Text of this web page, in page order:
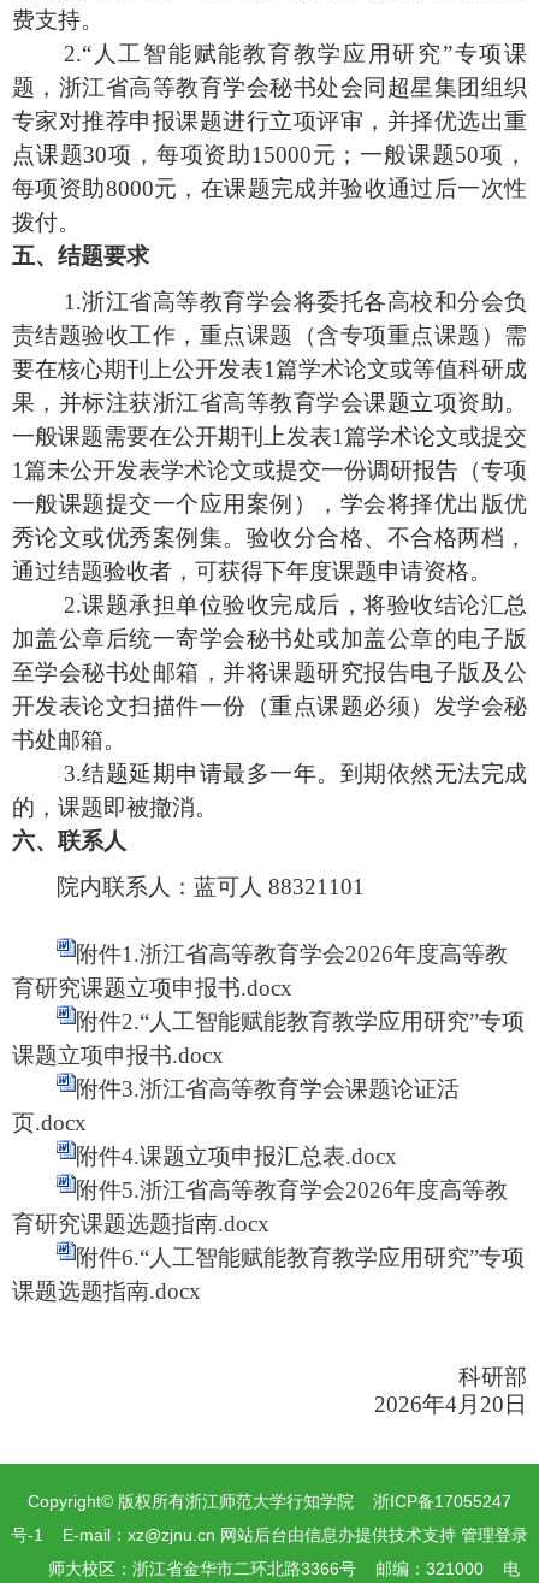
费支持。
2.“人工智能赋能教育教学应用研究”专项课
题，浙江省高等教育学会秘书处会同超星集团组织
专家对推荐申报课题进行立项评审，并择优选出重
点课题30项，每项资助15000元；一般课题50项，
每项资助8000元，在课题完成并验收通过后一次性
拨付。
五、结题要求
1.浙江省高等教育学会将委托各高校和分会负
责结题验收工作，重点课题（含专项重点课题）需
要在核心期刊上公开发表1篇学术论文或等值科研成
果，并标注获浙江省高等教育学会课题立项资助。
一般课题需要在公开期刊上发表1篇学术论文或提交
1篇未公开发表学术论文或提交一份调研报告（专项
一般课题提交一个应用案例），学会将择优出版优
秀论文或优秀案例集。验收分合格、不合格两档，
通过结题验收者，可获得下年度课题申请资格。
2.课题承担单位验收完成后，将验收结论汇总
加盖公章后统一寄学会秘书处或加盖公章的电子版
至学会秘书处邮箱，并将课题研究报告电子版及公
开发表论文扫描件一份（重点课题必须）发学会秘
书处邮箱。
3.结题延期申请最多一年。到期依然无法完成
的，课题即被撤消。
六、联系人
院内联系人： 蓝可人 88321101
附件1.浙江省高等教育学会2026年度高等教
育研究课题立项申报书.docx
附件2.“人工智能赋能教育教学应用研究”专项
课题立项申报书.docx
附件3.浙江省高等教育学会课题论证活
页.docx
附件4.课题立项申报汇总表.docx
附件5.浙江省高等教育学会2026年度高等教
育研究课题选题指南.docx
附件6.“人工智能赋能教育教学应用研究”专项
课题选题指南.docx
科研部
2026年4月20日
Copyright© 版权所有浙江师范大学行知学院 浙ICP备17055247
号-1 E-mail： xz@zjnu.cn 网站后台由信息办提供技术支持 管理登录
师大校区：浙江省金华市二环北路3366号 邮编：321000 电